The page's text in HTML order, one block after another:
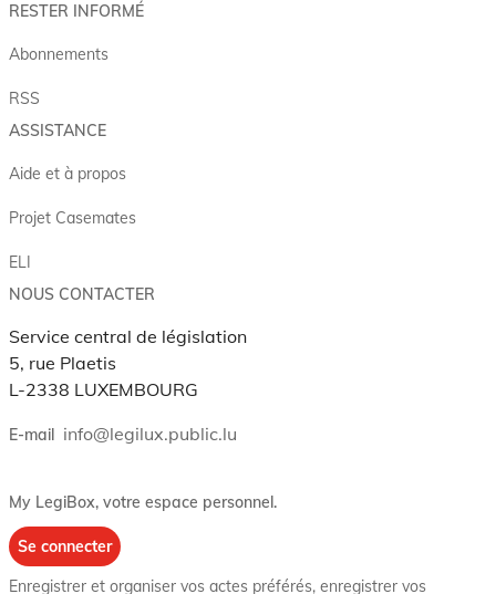
RESTER INFORMÉ
Abonnements
RSS
ASSISTANCE
Aide et à propos
Projet Casemates
ELI
NOUS CONTACTER
Service central de législation
5, rue Plaetis
L-2338 LUXEMBOURG
E-mail info@legilux.public.lu
My LegiBox, votre espace personnel.
Se connecter
Enregistrer et organiser vos actes préférés, enregistrer vos